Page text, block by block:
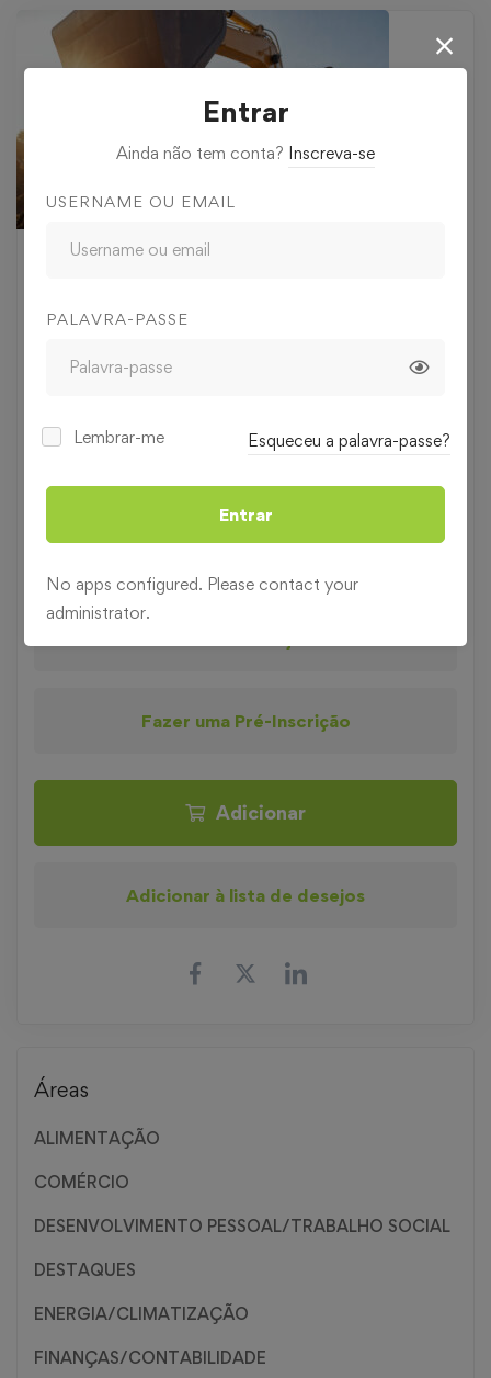
Duração 4 horas
SEGURANÇA E HIGIENE NO
Segurança no Trabalho
Fazer uma Pré-Inscrição
Adicionar
Adicionar à lista de desejos
Áreas
ALIMENTAÇÃO
COMÉRCIO
DESENVOLVIMENTO PESSOAL/TRABALHO SOCIAL
DESTAQUES
ENERGIA/CLIMATIZAÇÃO
FINANÇAS/CONTABILIDADE
Entrar
Ainda não tem conta? Inscreva-se
USERNAME OU EMAIL
PALAVRA-PASSE
Lembrar-me Esqueceu a palavra-passe?
Entrar
No apps configured. Please contact your
administrator.